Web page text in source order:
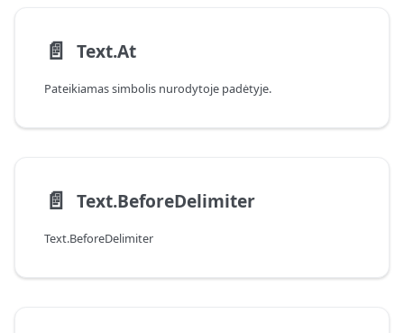
📄️ Text.At
Pateikiamas simbolis nurodytoje padėtyje.
📄️ Text.BeforeDelimiter
Text.BeforeDelimiter